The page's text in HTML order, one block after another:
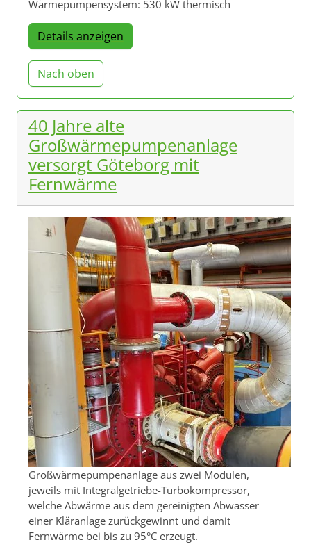
Wärmepumpensystem: 530 kW thermisch
Details anzeigen
Nach oben
40 Jahre alte
Großwärmepumpenanlage
versorgt Göteborg mit
Fernwärme
Großwärmepumpenanlage aus zwei Modulen,
jeweils mit Integralgetriebe-Turbokompressor,
welche Abwärme aus dem gereinigten Abwasser
einer Kläranlage zurückgewinnt und damit
Fernwärme bei bis zu 95°C erzeugt.